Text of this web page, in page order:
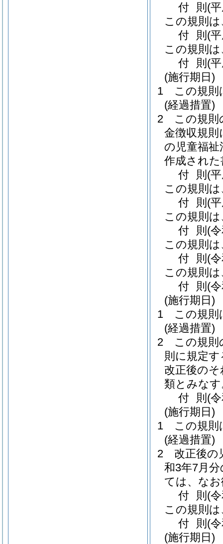
付 則 (
この規則
付 則 (
この規則
付 則 (
(施行期日)
1
この規則
(経過措置)
2
この規則
金徴収規
の児童福
作成され
付 則 (
この規則
付 則 (
この規則
付 則 (
この規則
付 則 (
この規則
付 則 (
(施行期日)
1
この規則
(経過措置)
2
この規
則に規定
改正後の
類とみなす
付 則 (
(施行期日)
1
この規則
(経過措置)
2
改正後の
和3年7月
ては、な
付 則 (
この規則
付 則 (
(施行期日)